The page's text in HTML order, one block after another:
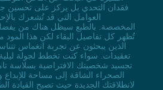
فقدان التحدي بل يركز على تحسين
العوامل التي قد تُشعرك
المخصصة. بالطبع سيظل هناك من
تُظهر كل تفاصيل البقاء لكن هذا المود
الذين يبحثون عن تجربة انغماس
تعقيدات. سواء كنت تخطط لجولة
تجسيد شخصيتك الافتراضية بسلاسة
الصحراء الشاقة إلى مساحة للإبداع
لانطلاقتك الجديدة حيث تصبح القيادة